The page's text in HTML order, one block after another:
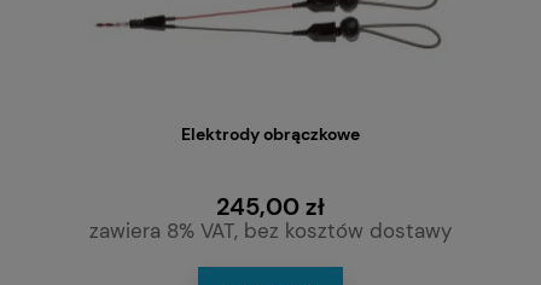
Elektrody obrączkowe
245,00 zł
zawiera 8% VAT, bez kosztów dostawy